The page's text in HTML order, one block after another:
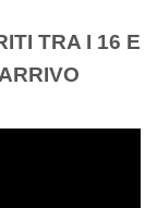
TRA I 16 E